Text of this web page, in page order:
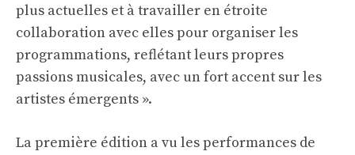
plus actuelles et à travailler en étroite
collaboration avec elles pour organiser les
programmations, reflétant leurs propres
passions musicales, avec un fort accent sur les
artistes émergents ».
La première édition a vu les performances de